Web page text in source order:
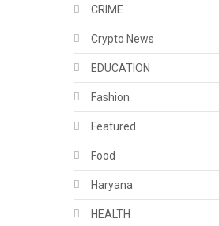
CRIME
Crypto News
EDUCATION
Fashion
Featured
Food
Haryana
HEALTH